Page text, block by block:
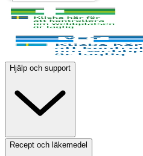
Hjälp och support
Recept och läkemedel